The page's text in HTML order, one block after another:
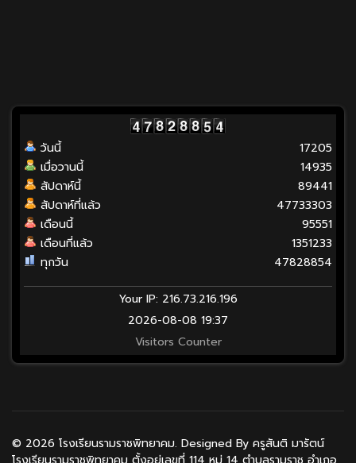
วันนี้
เมื่อวานนี้
สัปดาห์นี้
สัปดาห์ที่แล้ว
เดือนนี้
เดือนที่แล้ว
ทุกวัน
17205
14935
89441
47733303
95551
1351233
47828854
Your IP: 216.73.216.196
2026-08-08 19:37
Visitors Counter
© 2026 โรงเรียนรามราชพิทยาคม. Designed By ครูสันติ มารัตน์